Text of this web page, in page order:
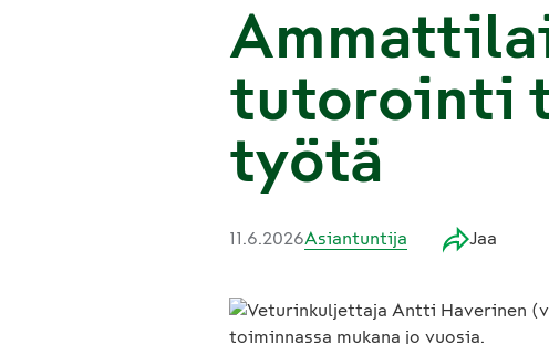
tutorointi
työtä
11.6.2026Asiantuntija Jaa